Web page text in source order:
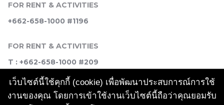
เว็บไซต์นี้ใช้คุกกี้ (cookie) เพื่อพัฒนาประสบการณ์การใช้
งานของคุณ โดยการเข้าใช้งานเว็บไซต์นี้ถือว่าคุณยอมรับ
FOR RENT & ACTIVITIES
+662-658-1000 #1196
FOR RENT & ACTIVITIES
T : +662-658-1000 #209
SOCIAL MEDIA